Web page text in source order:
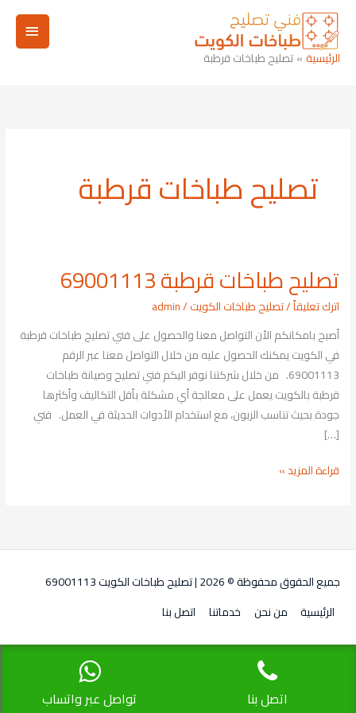
تخطي
المحتوى
الرئيسية تصليح طباخات قرطبة
تصليح طباخات قرطبة
تصليح طباخات قرطبة 69001113
اترك تعليقاً/تصليح طباخات الكويت/
admin
أصبح بامكانكم الأن التواصل معنا والحصول على فني تصليح طباخات قرطبة
في الكويت يمكنك الحصول عليه من خلال التواصل معنا عبر الرقم
69001113. من خلال شركتنا نوفر اليكم فني تصليح وصيانة طباخات
قرطبة بالكويت يعمل على معالجة أي مشكلة بأقل التكاليف وأكثرها
جودة بحيث تناسب الزبون، مع استخدام الأدوات الحديثة في العمل. فني
[…]
تصليح
طباخات
قرطبة
69001113
قراءة المزيد »
جميع الحقوق محفوظة © 2026 |
تصليح طباخات الكويت 69001113
الرئيسية
من نحن خدماتنا اتصل بنا
اتصل بنا تواصل عبر واتساب